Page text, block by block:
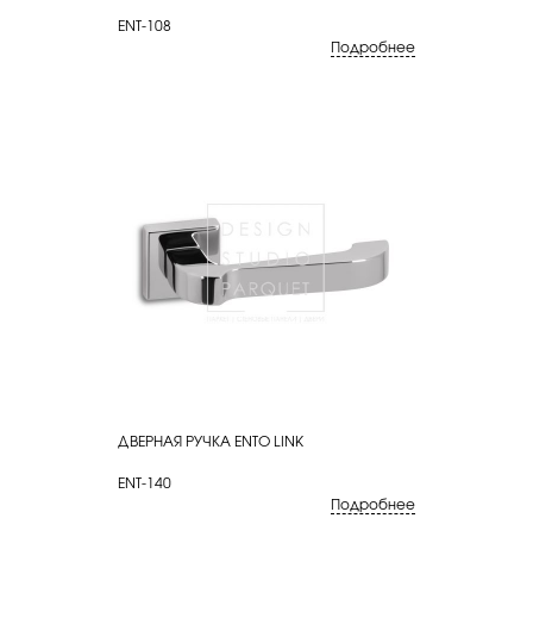
ENT-108
Подробнее
КУПИТЬ
ДВЕРНАЯ РУЧКА ENTO LINK
ENT-140
Подробнее